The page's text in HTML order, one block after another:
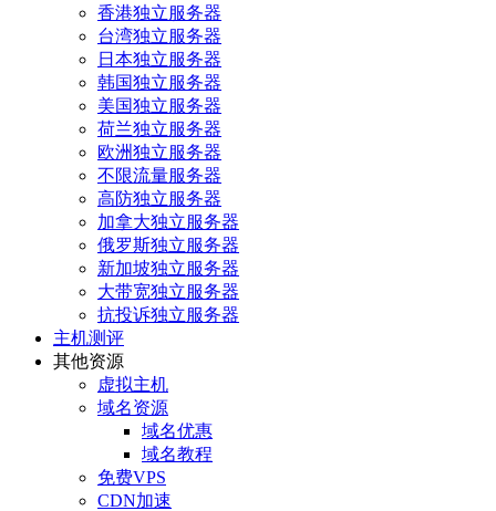
香港独立服务器
台湾独立服务器
日本独立服务器
韩国独立服务器
美国独立服务器
荷兰独立服务器
欧洲独立服务器
不限流量服务器
高防独立服务器
加拿大独立服务器
俄罗斯独立服务器
新加坡独立服务器
大带宽独立服务器
抗投诉独立服务器
主机测评
其他资源
虚拟主机
域名资源
域名优惠
域名教程
免费VPS
CDN加速